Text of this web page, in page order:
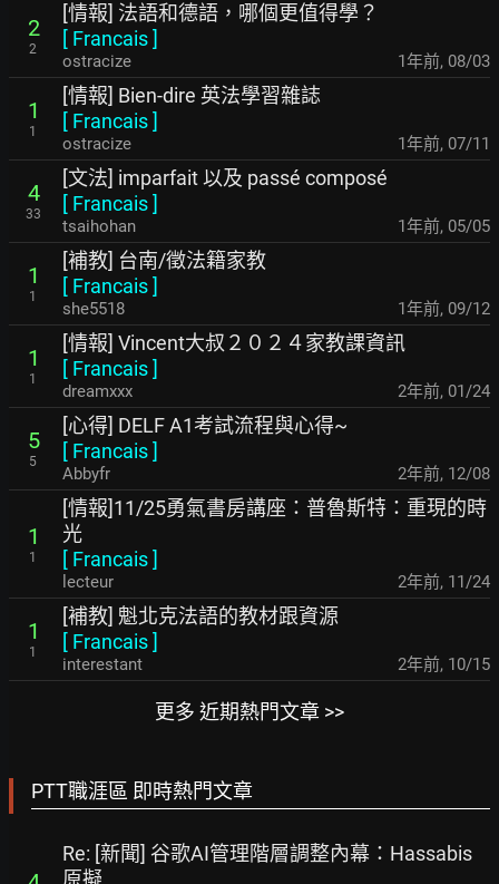
2
2
[情報] 法語和德語，哪個更值得學？
[ Francais]
ostracize 1年前, 08/03
1
1
[情報] Bien-dire 英法學習雜誌
[ Francais]
ostracize 1年前, 07/11
4
33
[文法] imparfait 以及 passé composé
[ Francais]
tsaihohan 1年前, 05/05
1
1
[補教] 台南/徵法籍家教
[ Francais]
she5518 1年前, 09/12
1
1
[情報] Vincent大叔２０２４家教課資訊
[ Francais]
dreamxxx 2年前, 01/24
5
5
[心得] DELF A1考試流程與心得~
[ Francais]
Abbyfr 2年前, 12/08
1
1
[情報]11/25勇氣書房講座：普魯斯特：重現的時
光
[ Francais]
lecteur 2年前, 11/24
1
1
[補教] 魁北克法語的教材跟資源
[ Francais]
interestant 2年前, 10/15
更多 近期熱門文章 >>
PTT職涯區 即時熱門文章
Re: [新聞] 谷歌AI管理階層調整內幕：Hassabis
原擬